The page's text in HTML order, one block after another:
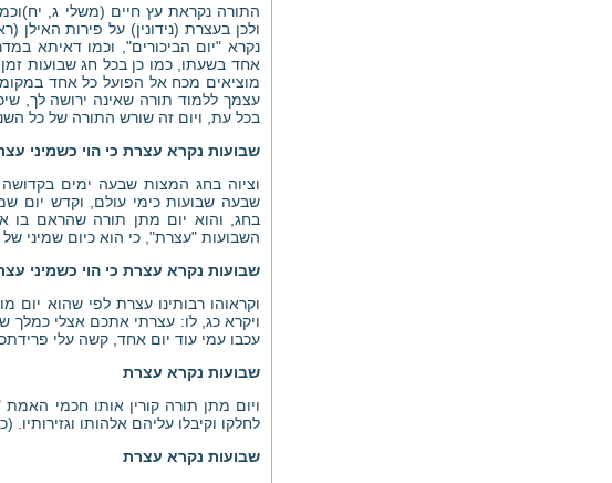
התורה נקראת עץ חיים (משלי ג,
ולכן בעצרת (נידונין) על פירות
נקרא "יום הביכורים", וכמו דאיתא
אחד בשעתו, כמו כן בכל חג שבועות
מוציאים מכח אל הפועל כל אחד
עצמך ללמוד תורה שאינה ירושה לך,
בכל עת, ויום זה שורש התורה של כל
שבועות נקרא עצרת כי הוי כשמיני
וציוה בחג המצות שבעה ימים
שבעה שבועות כימי עולם, וקדש יום
בחג, והוא יום מתן תורה שהראם בו
השבועות "עצרת", כי הוא כיום שמיני
שבועות נקרא עצרת כי הוי כשמיני
וקראוהו רבותינו עצרת לפי שהוא
ויקרא כג, לו: עצרתי אתכם אצלי כמלך
עכבו עמי עוד יום אחד, קשה עלי
שבועות נקרא עצרת
ויום מתן תורה קורין אותו חכמי האמת
לחלקו וקיבלו עליהם אלהותו
שבועות נקרא עצרת